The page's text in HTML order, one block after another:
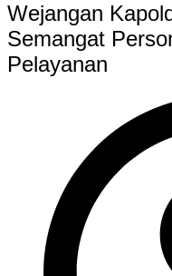
Wejangan
Semangat
Pelayanan